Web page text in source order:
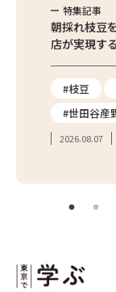
清水牧場
特集記事
朝採れ枝豆
店が実現す
#枝豆
#世田谷産
2026.08.07